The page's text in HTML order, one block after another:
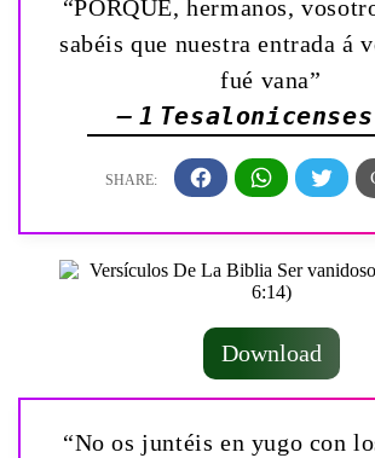
“PORQUE, hermanos,
sabéis que nuestra entrada á
fué vana”
— 1
Download
“No os juntéis en yugo con